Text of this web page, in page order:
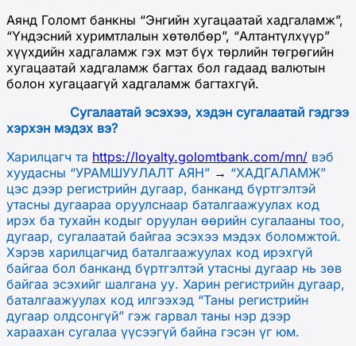
Аянд Голомт банкны “Энгийн хугацаатай хадгаламж”,
“Үндэсний хуримтлалын хөтөлбөр”, “Алтантүлхүүр”
хүүхдийн хадгаламж гэх мэт бүх төрлийн төгрөгийн
хугацаатай хадгаламж багтах бол гадаад валютын
болон хугацаагүй хадгаламж багтахгүй.
Сугалаатай эсэхээ, хэдэн сугалаатай гэдгээ
хэрхэн мэдэх вэ?
Харилцагч та https://loyalty.golomtbank.com/mn/ вэб
хуудасны “УРАМШУУЛАЛТ АЯН” → “ХАДГАЛАМЖ”
цэс дээр регистрийн дугаар, банканд бүртгэлтэй
утасны дугаараа оруулснаар баталгаажуулах код
ирэх ба тухайн кодыг оруулан өөрийн сугалааны тоо,
дугаар, сугалаатай байгаа эсэхээ мэдэх боломжтой.
Хэрэв харилцагчид баталгаажуулах код ирэхгүй
байгаа бол банканд бүртгэлтэй утасны дугаар нь зөв
байгаа эсэхийг шалгана уу. Харин регистрийн дугаар,
баталгаажуулах код илгээхэд “Таны регистрийн
дугаар олдсонгүй” гэж гарвал таны нэр дээр
хараахан сугалаа үүсээгүй байна гэсэн үг юм.